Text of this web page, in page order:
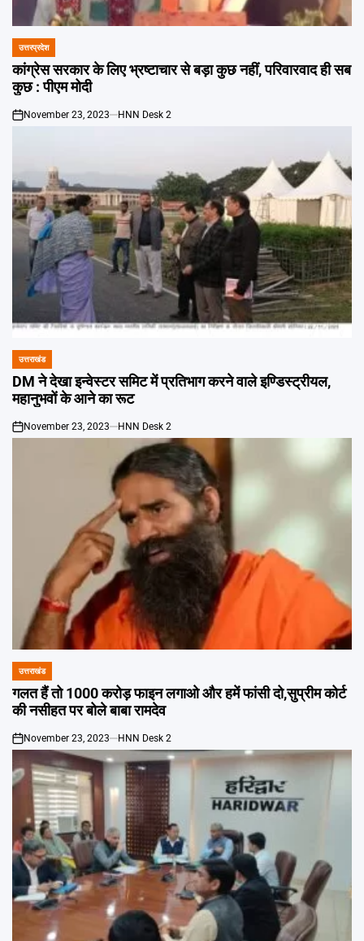
POSTED
IN
उत्तरप्रदेश
कांग्रेस सरकार के लिए भ्रष्टाचार से बड़ा कुछ नहीं, परिवारवाद ही सब
कुछ : पीएम मोदी
on
November 23, 2023 HNN Desk 2
POSTED
IN
उत्तराखंड
DM ने देखा इन्वेस्टर समिट में प्रतिभाग करने वाले इण्डिस्ट्रीयल,
महानुभवों के आने का रूट
on
November 23, 2023 HNN Desk 2
POSTED
IN
उत्तराखंड
गलत हैं तो 1000 करोड़ फाइन लगाओ और हमें फांसी दो,सुप्रीम कोर्ट
की नसीहत पर बोले बाबा रामदेव
on
November 23, 2023 HNN Desk 2